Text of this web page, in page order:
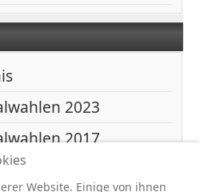
2023
2017
2011
Website. Einige von ihnen